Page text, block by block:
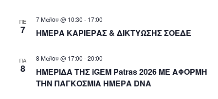
ΠΕ
7 ΗΜΕΡΑ ΚΑΡΙΕΡΑΣ & ΔΙΚΤΥΩΣΗΣ ΣΟΕΔΕ
7 Μαΐου @ 10:30 - 17:00
ΠΑ
8
ΗΜΕΡΙΔΑ ΤΗΣ iGEM Patras 2026 ΜΕ ΑΦΟΡΜΗ
ΤΗΝ ΠΑΓΚΟΣΜΙΑ ΗΜΕΡΑ DNA
8 Μαΐου @ 17:00 -20:00